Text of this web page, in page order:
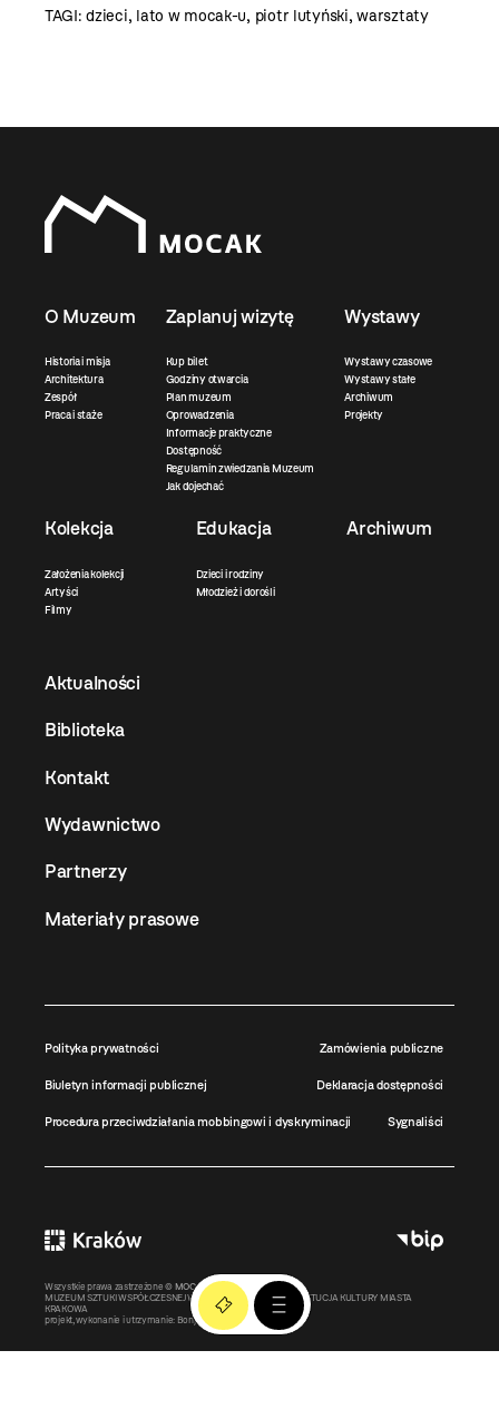
TAGI:dzieci, lato w mocak-u, piotr lutyński,warsztaty
O Muzeum
Historia i misja
Architektura
Zespół
Praca i staże
Zaplanuj wizytę
Kup bilet
Godziny otwarcia
Plan muzeum
Oprowadzenia
Informacje praktyczne
Dostępność
Regulamin zwiedzania Muzeum
Jak dojechać
Wystawy
Wystawy czasowe
Wystawy stałe
Archiwum
Projekty
Kolekcja
Założenia kolekcji
Artyści
Filmy
Edukacja
Dzieci i rodziny
Młodzież i dorośli
Archiwum
Aktualności
Biblioteka
Kontakt
Wydawnictwo
Partnerzy
Materiały prasowe
Polityka prywatności Zamówienia publiczne
Biuletyn informacji publicznej Deklaracja dostępności
Procedura przeciwdziałania mobbingowi i dyskryminacji Sygnaliści
Wszystkie prawa zastrzeżone © MOCAK2011-2026
MUZEUM SZTUKI WSPÓŁCZESNEJ W KRAKOWIE MOCAK – INSTYTUCJA KULTURY MIASTA
KRAKOWA
projekt, wykonanie i utrzymanie: Bonjour.pl